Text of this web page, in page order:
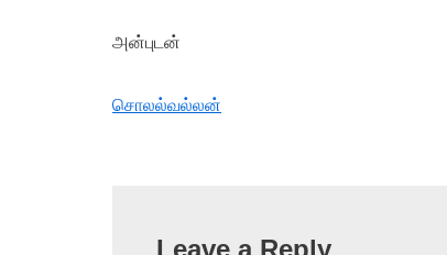
அன்புடன்
சொலல்வல்லன்
Leave a Reply